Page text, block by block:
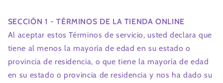
SECCIÓN 1 - TÉRMINOS DE LA TIENDA ONLINE
Al aceptar estos Términos de servicio, usted declara que
tiene al menos la mayoría de edad en su estado o
provincia de residencia, o que tiene la mayoría de edad
en su estado o provincia de residencia y nos ha dado su